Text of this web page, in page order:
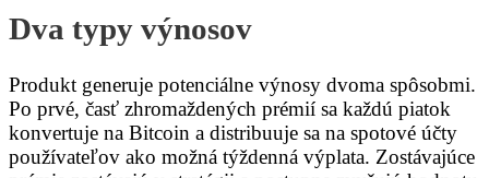
Dva typy výnosov
Produkt generuje potenciálne výnosy dvoma spôsobmi.
Po prvé, časť zhromaždených prémií sa každú piatok
konvertuje na Bitcoin a distribuuje sa na spotové účty
používateľov ako možná týždenná výplata. Zostávajúce